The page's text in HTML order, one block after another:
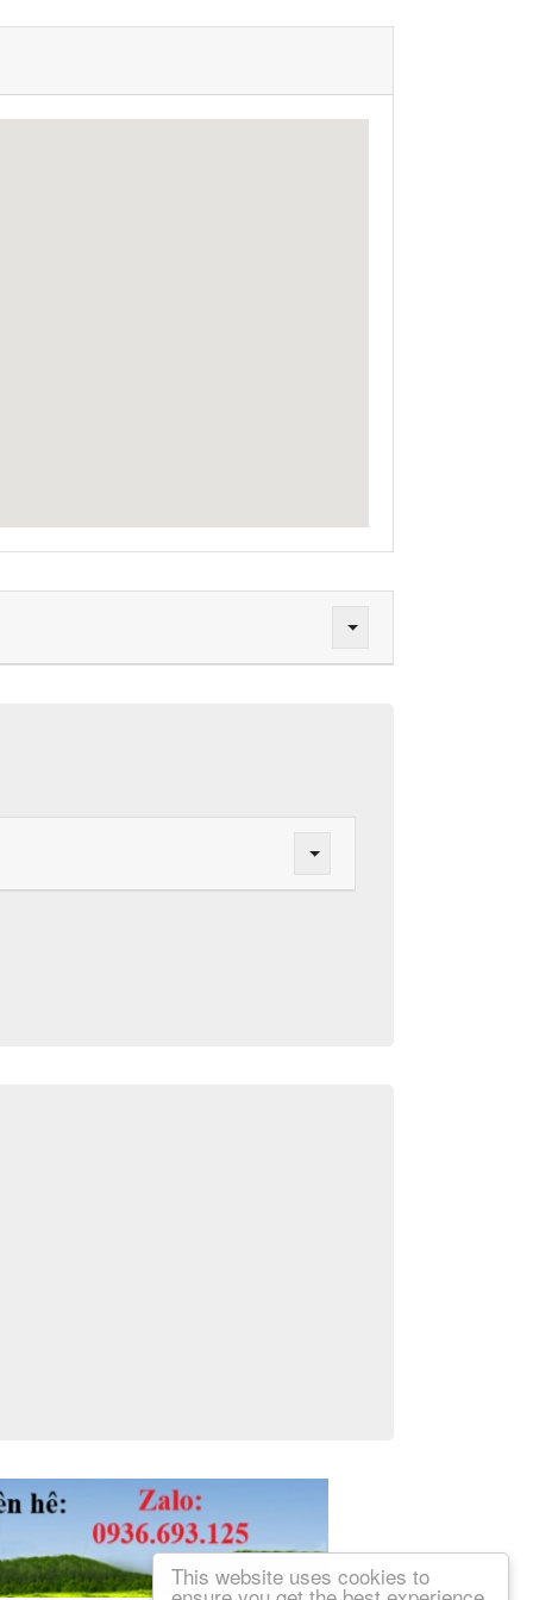
This website uses cookies to